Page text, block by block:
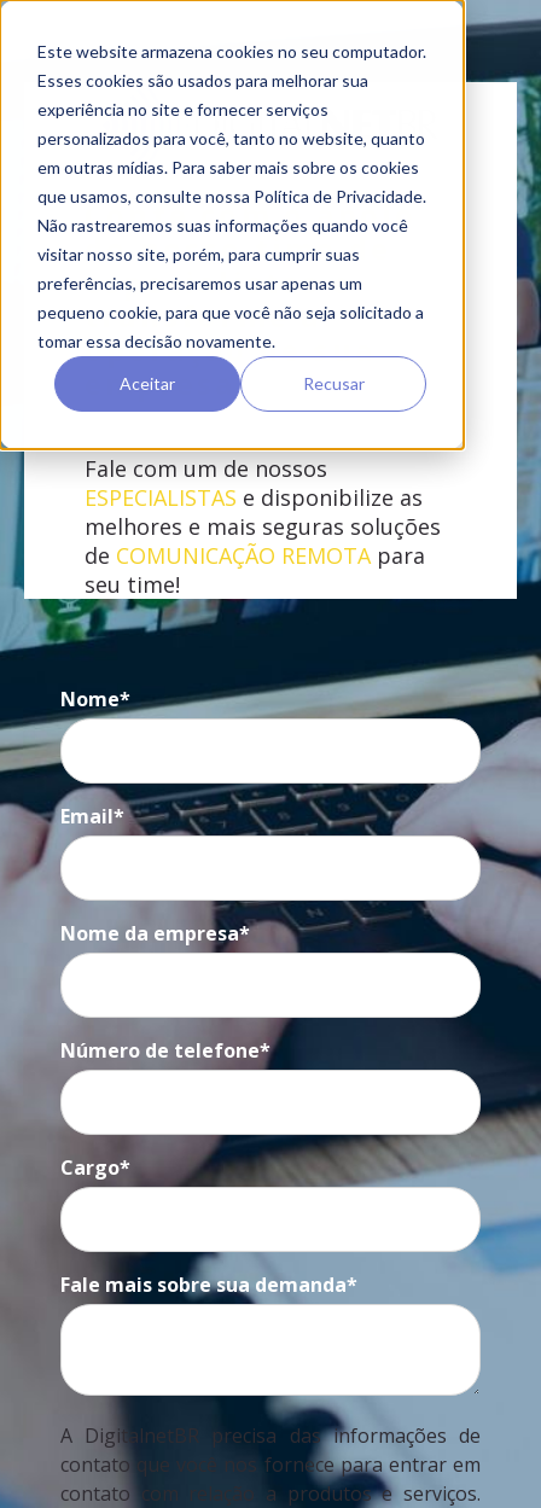
Este website armazena cookies no seu computador.
Esses cookies são usados ​​para melhorar sua
experiência no site e fornecer serviços
personalizados para você, tanto no website, quanto
em outras mídias. Para saber mais sobre os cookies
que usamos, consulte nossa Política de Privacidade.
Não rastrearemos suas informações quando você
visitar nosso site, porém, para cumprir suas
preferências, precisaremos usar apenas um
pequeno cookie, para que você não seja solicitado a
tomar essa decisão novamente.
Aceitar Recusar
Conte com o apoio
do nosso time de
especialistas e
transforme a
operação de sua
empresa
Fale com um de nossos
ESPECIALISTAS e disponibilize as
melhores e mais seguras soluções
de COMUNICAÇÃO REMOTApara
seu time!
Nome*
Email*
Nome da empresa*
Número de telefone*
Cargo*
Fale mais sobre sua demanda*
A DigitalnetBR precisa das informações de
contato que você nos fornece para entrar em
contato com relação a produtos e serviços.